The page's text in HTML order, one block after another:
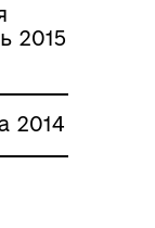
2015
2014